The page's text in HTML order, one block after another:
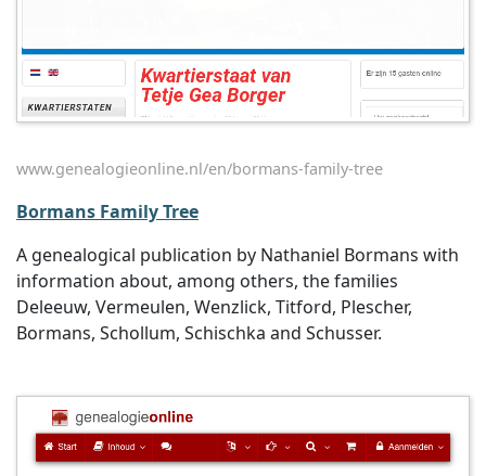
www.genealogieonline.nl/en/bormans-family-tree
Bormans Family Tree
A genealogical publication by Nathaniel Bormans with
information about, among others, the families
Deleeuw, Vermeulen, Wenzlick, Titford, Plescher,
Bormans, Schollum, Schischka and Schusser.